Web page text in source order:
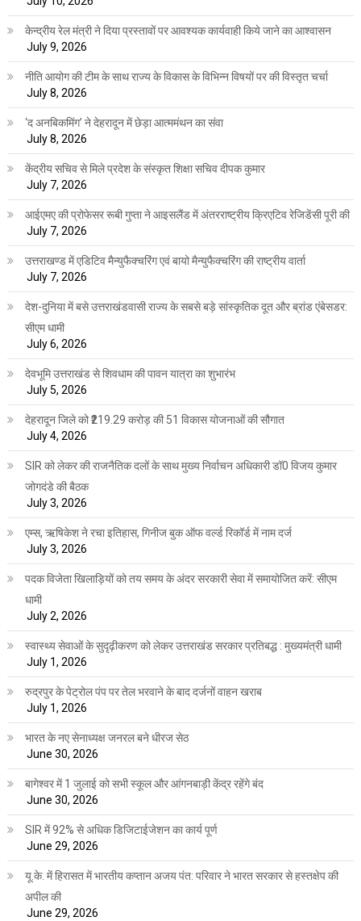
केन्द्रीय रेल मंत्री ने दिया प्रस्तावों पर आवश्यक कार्यवाही किये जाने का आश्वासन
July 9, 2026
नीति आयोग की टीम के साथ राज्य के विकास के विभिन्न विषयों पर की विस्तृत चर्चा
July 8, 2026
‘द अनबिकमिंग’ ने देहरादून में छेड़ा आत्ममंथन का संवा
July 8, 2026
केंद्रीय सचिव से मिले प्रदेश के संस्कृत शिक्षा सचिव दीपक कुमार
July 7, 2026
आईएमए की प्रोफेसर रूबी गुप्ता ने आइसलैंड में अंतरराष्ट्रीय क्रिएटिव रेजिडेंसी पूरी की
July 7, 2026
उत्तराखण्ड में एडिटिव मैन्युफैक्चरिंग एवं बायो मैन्युफैक्चरिंग की राष्ट्रीय वार्ता
July 7, 2026
देश-दुनिया में बसे उत्तराखंडवासी राज्य के सबसे बड़े सांस्कृतिक दूत और ब्रांड एंबेसडर:
सीएम धामी
July 6, 2026
देवभूमि उत्तराखंड से शिवधाम की पावन यात्रा का शुभारंभ
July 5, 2026
देहरादून जिले को ₹219.29 करोड़ की 51 विकास योजनाओं की सौगात
July 4, 2026
SIR को लेकर की राजनैतिक दलों के साथ मुख्य निर्वाचन अधिकारी डॉ0 विजय कुमार
जोगदंडे की बैठक
July 3, 2026
एम्स, ऋषिकेश ने रचा इतिहास, गिनीज बुक ऑफ वर्ल्ड रिकॉर्ड में नाम दर्ज
July 3, 2026
पदक विजेता खिलाड़ियों को तय समय के अंदर सरकारी सेवा में समायोजित करें: सीएम
धामी
July 2, 2026
स्वास्थ्य सेवाओं के सुदृढ़ीकरण को लेकर उत्तराखंड सरकार प्रतिबद्ध : मुख्यमंत्री धामी
July 1, 2026
रुद्रपुर के पेट्रोल पंप पर तेल भरवाने के बाद दर्जनों वाहन खराब
July 1, 2026
भारत के नए सेनाध्यक्ष जनरल बने धीरज सेठ
June 30, 2026
बागेश्वर में 1 जुलाई को सभी स्कूल और आंगनबाड़ी केंद्र रहेंगे बंद
June 30, 2026
SIR में 92% से अधिक डिजिटाईजेशन का कार्य पूर्ण
June 29, 2026
यू.के. में हिरासत में भारतीय कप्तान अजय पंत: परिवार ने भारत सरकार से हस्तक्षेप की
अपील की
June 29, 2026